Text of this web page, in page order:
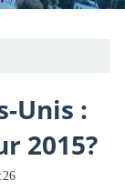
Unis :
2015?